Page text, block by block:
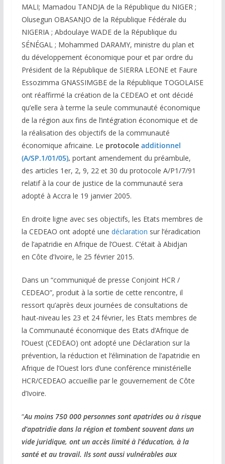
MALI; Mamadou TANDJA de la République du NIGER ;
Olusegun OBASANJO de la République Fédérale du
NIGERIA ; Abdoulaye WADE de la République du
SÉNÉGAL ; Mohammed DARAMY, ministre du plan et
du développement économique pour et par ordre du
Président de la République de SIERRA LEONE et Faure
Essozimma GNASSIMGBE de la République TOGOLAISE
ont réaffirmé la création de la CEDEAO et ont décidé
qu’elle sera à terme la seule communauté économique
de la région aux fins de l’intégration économique et de
la réalisation des objectifs de la communauté
économique africaine. Le protocole additionnel
(A/SP.1/01/05), portant amendement du préambule,
des articles 1er, 2, 9, 22 et 30 du protocole A/P1/7/91
relatif à la cour de justice de la communauté sera
adopté à Accra le 19 janvier 2005.
En droite ligne avec ses objectifs, les Etats membres de
la CEDEAO ont adopté une déclaration sur l’éradication
de l’apatridie en Afrique de l’Ouest. C’était à Abidjan
en Côte d’Ivoire, le 25 février 2015.
Dans un “communiqué de presse Conjoint HCR /
CEDEAO”, produit à la sortie de cette rencontre, il
ressort qu’après deux journées de consultations de
haut-niveau les 23 et 24 février, les Etats membres de
la Communauté économique des Etats d’Afrique de
l’Ouest (CEDEAO) ont adopté une Déclaration sur la
prévention, la réduction et l’élimination de l’apatridie en
Afrique de l’Ouest lors d’une conférence ministérielle
HCR/CEDEAO accueillie par le gouvernement de Côte
d’Ivoire.
“Au moins 750 000 personnes sont apatrides ou à risque
d’apatridie dans la région et tombent souvent dans un
vide juridique, ont un accès limité à l’éducation, à la
santé et au travail. Ils sont aussi vulnérables aux